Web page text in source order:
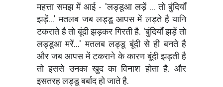
महत्ता समझ में आई - 'लड्डूआ लड़ें ... तो बुंदियाँ
झड़ें...' मतलब जब लड्डू आपस में लड़ते है यानि
टकराते है तो बूंदी झड़कर गिरती है. 'बुंदियाँ झड़ें तो
लड्डूआ मरें...' मतलब लड्डू बूंदी से ही बनते है
और जब आपस में टकराने के कारण बूंदी झड़ती है
तो इससे उनका खुद का विनाश होता है. और
इसतरह लड्डू बर्बाद हो जाते है.